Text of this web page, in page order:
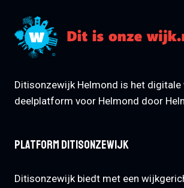
Ditisonzewijk Helmond is het
deelplatform voor Helmond door
Platform Ditisonzewijk
Ditisonzewijk biedt met een